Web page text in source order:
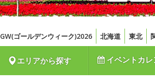
GW(ゴールデンウィーク)2026 北海道 東北
エリアから探す イベントカレ